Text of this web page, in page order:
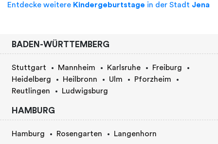
Entdecke weitere Kindergeburtstage in der Stadt Jena
BADEN-WÜRTTEMBERG
Stuttgart Mannheim Karlsruhe
Freiburg
Heidelberg
Heilbronn Ulm
Pforzheim
Reutlingen
Ludwigsburg
HAMBURG
Hamburg Rosengarten Langenhorn